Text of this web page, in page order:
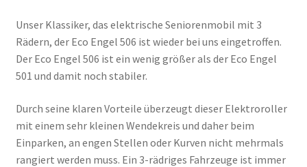
Unser Klassiker, das elektrische Seniorenmobil mit 3
Rädern, der Eco Engel 506 ist wieder bei uns eingetroffen.
Der Eco Engel 506 ist ein wenig größer als der Eco Engel
501 und damit noch stabiler.
Durch seine klaren Vorteile überzeugt dieser Elektroroller
mit einem sehr kleinen Wendekreis und daher beim
Einparken, an engen Stellen oder Kurven nicht mehrmals
rangiert werden muss. Ein 3-rädriges Fahrzeuge ist immer